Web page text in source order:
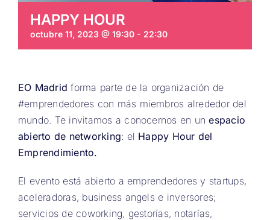
HAPPY HOUR
octubre 11, 2023 @ 19:30 - 22:30
EO Madrid forma parte de la organización de
#emprendedores con más miembros alrededor del
mundo. Te invitamos a conocernos en unespacio
abierto de networking: el Happy Hour del
Emprendimiento.
El evento está abierto a emprendedores y startups,
aceleradoras, business angels e inversores;
servicios de coworking, gestorías, notarías,